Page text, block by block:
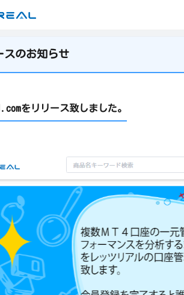
スのお知らせ
をリリース致しました。